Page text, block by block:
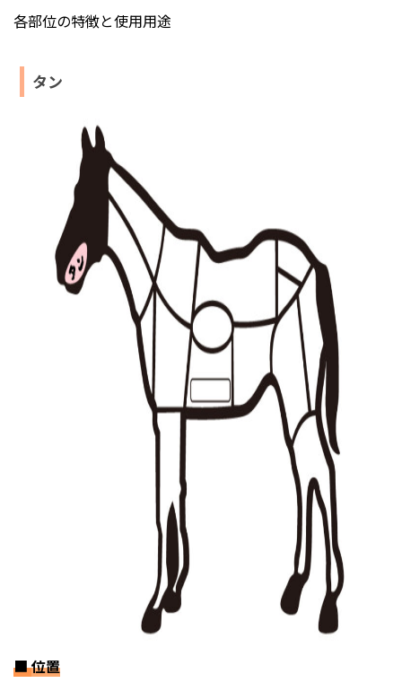
各部位の特徴と使用用途
タン
■位置